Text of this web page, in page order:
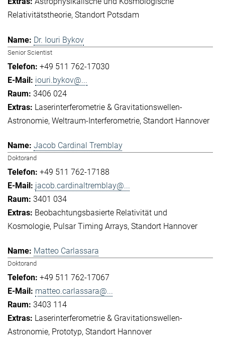
Relativitätstheorie Standort Potsdam
Dr. Iouri Bykov
Senior Scientist
+49 511 762-17030
iouri.bykov@...
3406 024
Laserinterferometrie & Gravitationswellen-
Astronomie Weltraum-Interferometrie Standort Hannover
Jacob Cardinal Tremblay
Doktorand
+49 511 762-17188
jacob.cardinaltremblay@...
3401 034
Beobachtungsbasierte Relativität und
Kosmologie Pulsar Timing Arrays Standort Hannover
Matteo Carlassara
Doktorand
+49 511 762-17067
matteo.carlassara@...
3403 114
Laserinterferometrie & Gravitationswellen-
Astronomie Prototyp Standort Hannover